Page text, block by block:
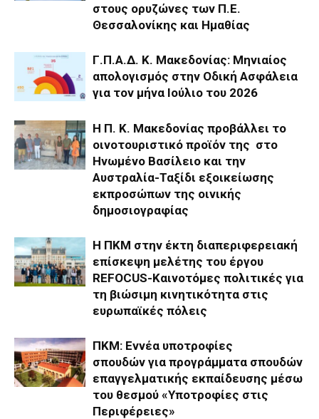
στους ορυζώνες των Π.Ε.
Θεσσαλονίκης και Ημαθίας
Γ.Π.Α.Δ. Κ. Μακεδονίας: Μηνιαίος
απολογισμός στην Οδική Ασφάλεια
για τον μήνα Ιούλιο του 2026
H Π. Κ. Μακεδονίας προβάλλει το
οινοτουριστικό προϊόν της στο
Ηνωμένο Βασίλειο και την
Αυστραλία-Ταξίδι εξοικείωσης
εκπροσώπων της οινικής
δημοσιογραφίας
Η ΠΚΜ στην έκτη διαπεριφερειακή
επίσκεψη μελέτης του έργου
REFOCUS-Καινοτόμες πολιτικές για
τη βιώσιμη κινητικότητα στις
ευρωπαϊκές πόλεις
ΠΚΜ: Εννέα υποτροφίες
σπουδών για προγράμματα σπουδών
επαγγελματικής εκπαίδευσης μέσω
του θεσμού «Υποτροφίες στις
Περιφέρειες»